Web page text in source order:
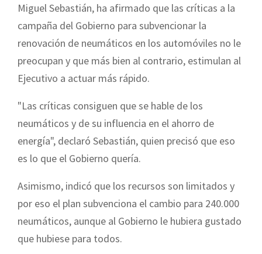
Miguel Sebastián, ha afirmado que las críticas a la
campaña del Gobierno para subvencionar la
renovación de neumáticos en los automóviles no le
preocupan y que más bien al contrario, estimulan al
Ejecutivo a actuar más rápido.
"Las críticas consiguen que se hable de los
neumáticos y de su influencia en el ahorro de
energía", declaró Sebastián, quien precisó que eso
es lo que el Gobierno quería.
Asimismo, indicó que los recursos son limitados y
por eso el plan subvenciona el cambio para 240.000
neumáticos, aunque al Gobierno le hubiera gustado
que hubiese para todos.